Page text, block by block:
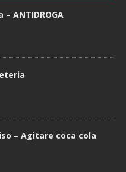
– ANTIDROGA
– Agitare coca cola